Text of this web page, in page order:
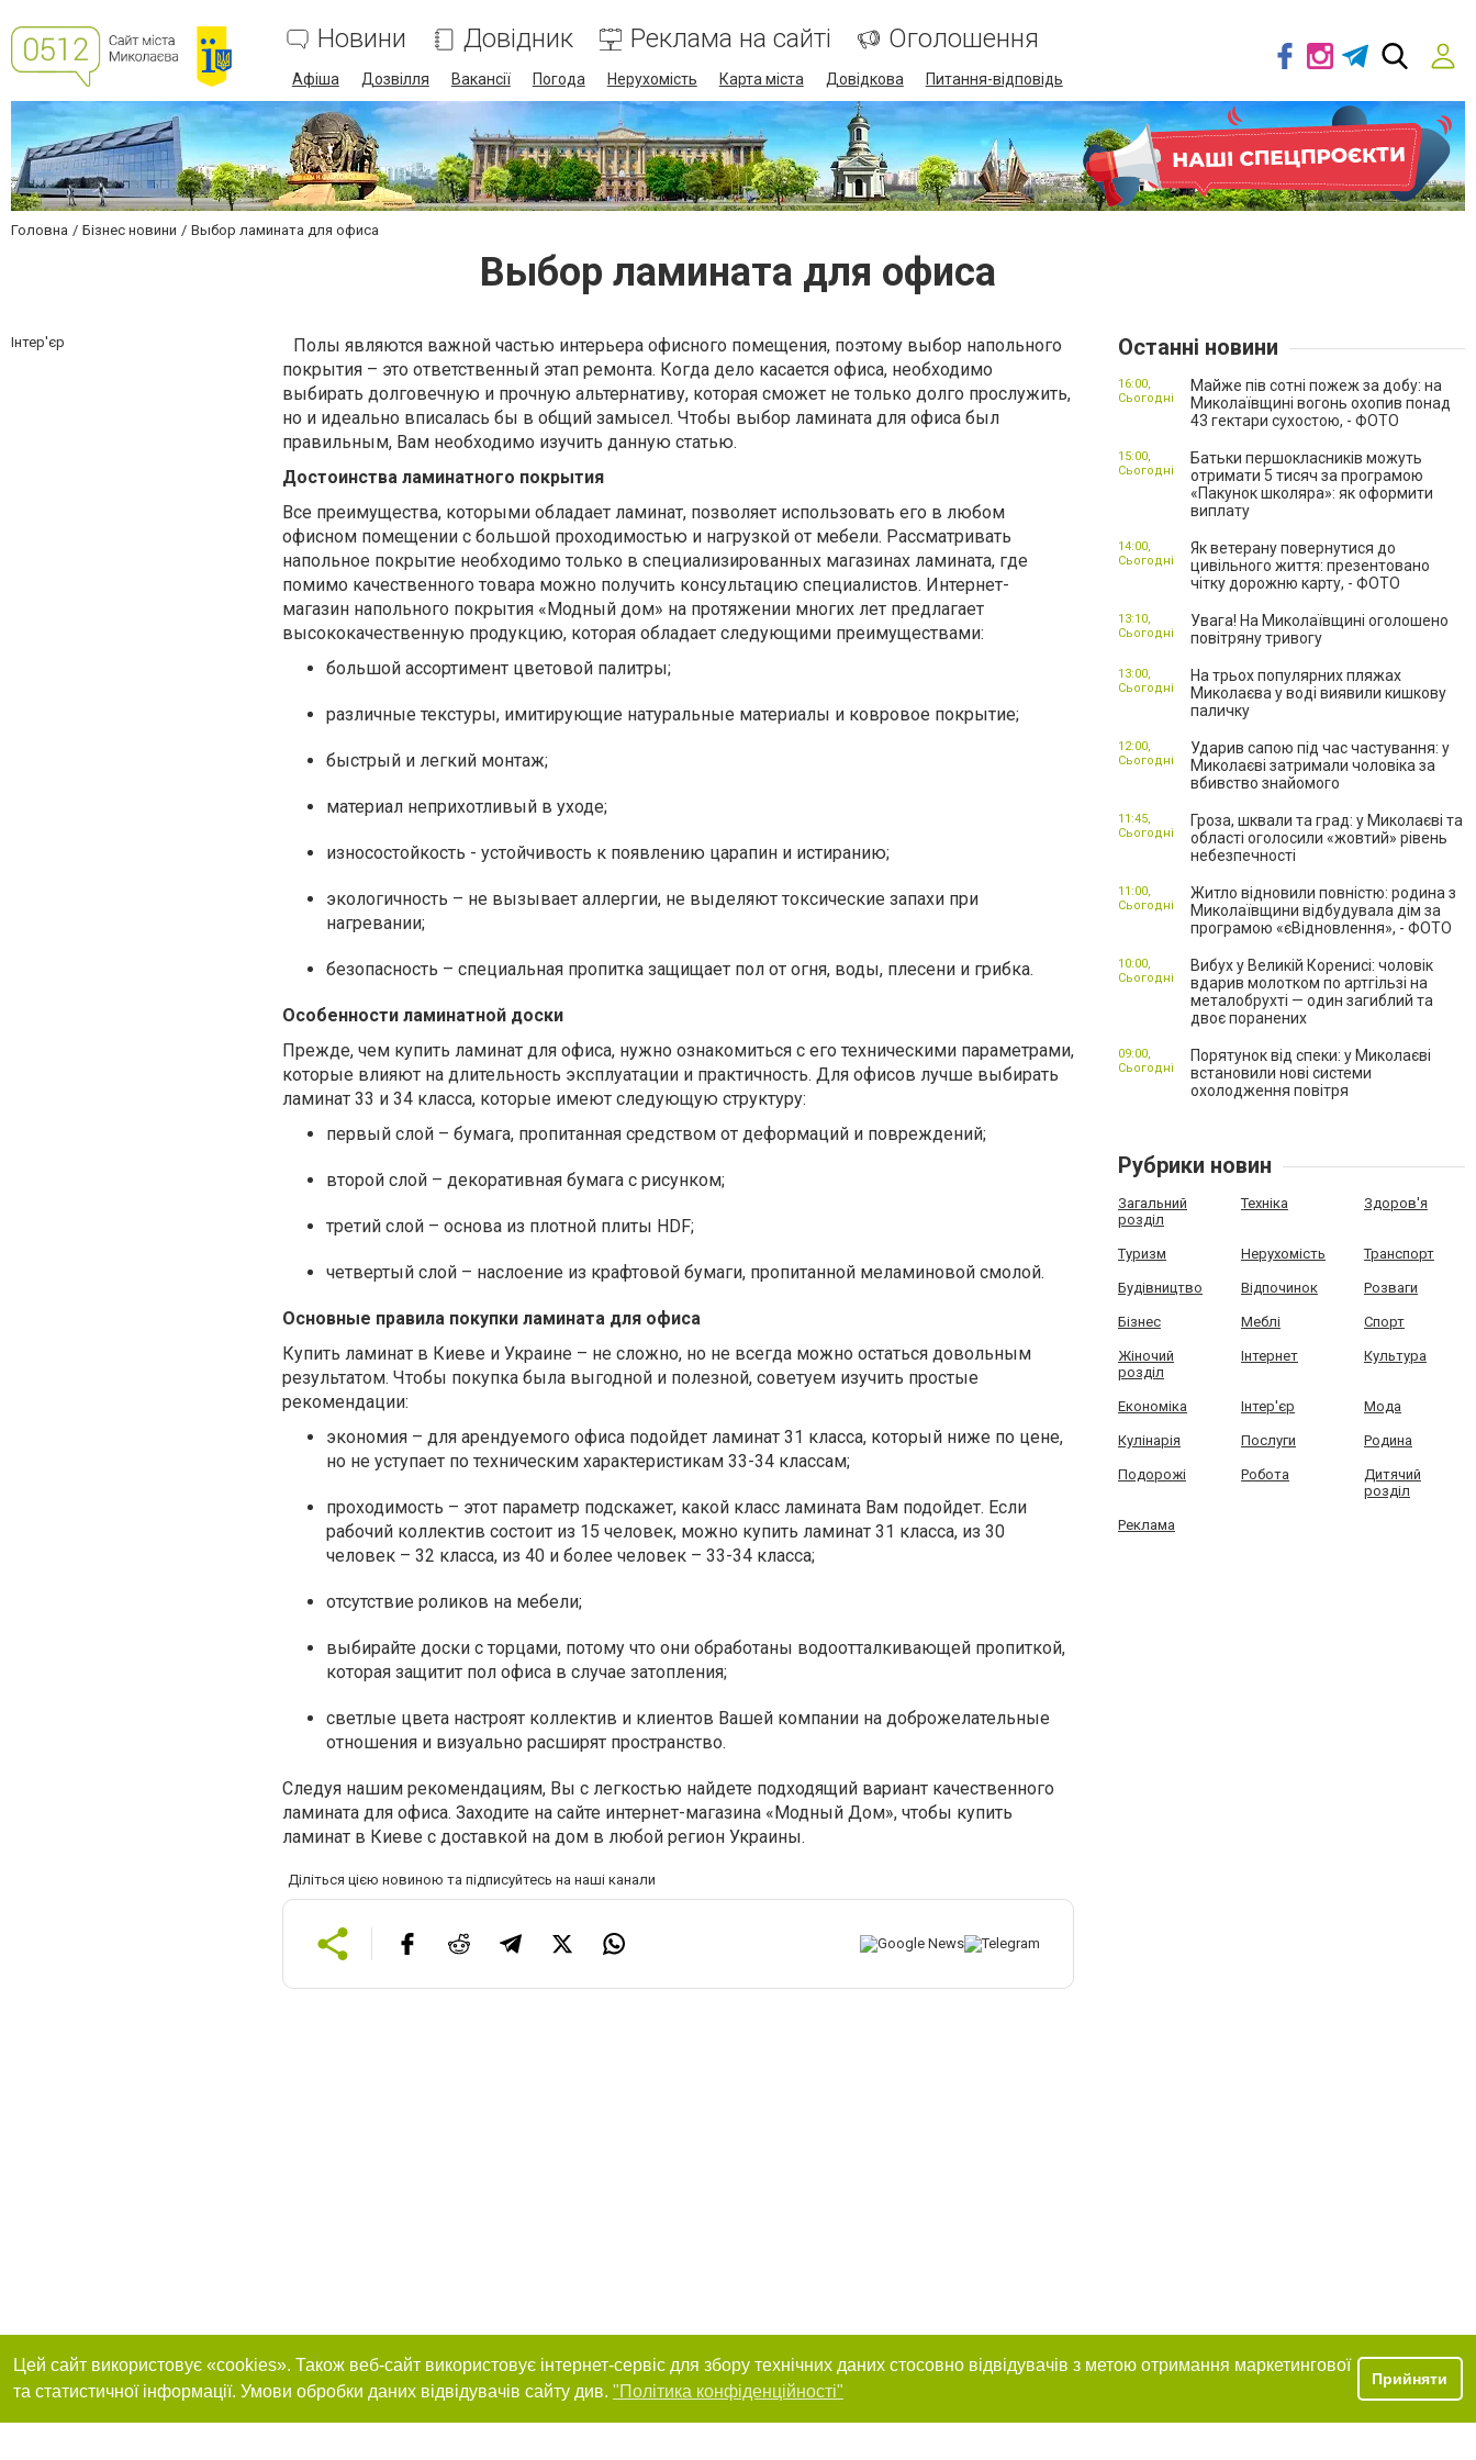
Новини Довідник Реклама на сайті Оголошення
Афіша Дозвілля Вакансії Погода Нерухомість Карта міста Довідкова Питання-відповідь
Головна Бізнес новини Выбор ламината для офиса
Выбор ламината для офиса
Інтер'єр
Полы являются важной частью интерьера офисного помещения, поэтому выбор напольного
покрытия – это ответственный этап ремонта. Когда дело касается офиса, необходимо
выбирать долговечную и прочную альтернативу, которая сможет не только долго прослужить,
но и идеально вписалась бы в общий замысел. Чтобы выбор ламината для офиса был
правильным, Вам необходимо изучить данную статью.
Достоинства ламинатного покрытия
Все преимущества, которыми обладает ламинат, позволяет использовать его в любом
офисном помещении с большой проходимостью и нагрузкой от мебели. Рассматривать
напольное покрытие необходимо только в специализированных магазинах ламината, где
помимо качественного товара можно получить консультацию специалистов. Интернет-
магазин напольного покрытия «Модный дом» на протяжении многих лет предлагает
высококачественную продукцию, которая обладает следующими преимуществами:
большой ассортимент цветовой палитры;
различные текстуры, имитирующие натуральные материалы и ковровое покрытие;
быстрый и легкий монтаж;
материал неприхотливый в уходе;
износостойкость - устойчивость к появлению царапин и истиранию;
экологичность – не вызывает аллергии, не выделяют токсические запахи при
нагревании;
безопасность – специальная пропитка защищает пол от огня, воды, плесени и грибка.
Особенности ламинатной доски
Прежде, чем купить ламинат для офиса, нужно ознакомиться с его техническими параметрами,
которые влияют на длительность эксплуатации и практичность. Для офисов лучше выбирать
ламинат 33 и 34 класса, которые имеют следующую структуру:
первый слой – бумага, пропитанная средством от деформаций и повреждений;
второй слой – декоративная бумага с рисунком;
третий слой – основа из плотной плиты HDF;
четвертый слой – наслоение из крафтовой бумаги, пропитанной меламиновой смолой.
Основные правила покупки ламината для офиса
Купить ламинат в Киеве и Украине – не сложно, но не всегда можно остаться довольным
результатом. Чтобы покупка была выгодной и полезной, советуем изучить простые
рекомендации:
экономия – для арендуемого офиса подойдет ламинат 31 класса, который ниже по цене,
но не уступает по техническим характеристикам 33-34 классам;
проходимость – этот параметр подскажет, какой класс ламината Вам подойдет. Если
рабочий коллектив состоит из 15 человек, можно купить ламинат 31 класса, из 30
человек – 32 класса, из 40 и более человек – 33-34 класса;
отсутствие роликов на мебели;
выбирайте доски с торцами, потому что они обработаны водоотталкивающей пропиткой,
которая защитит пол офиса в случае затопления;
светлые цвета настроят коллектив и клиентов Вашей компании на доброжелательные
отношения и визуально расширят пространство.
Следуя нашим рекомендациям, Вы с легкостью найдете подходящий вариант качественного
ламината для офиса. Заходите на сайте интернет-магазина «Модный Дом», чтобы купить
ламинат в Киеве с доставкой на дом в любой регион Украины.
Діліться цією новиною та підписуйтесь на наші канали
Останні новини
Майже пів сотні пожеж за добу: на
Миколаївщині вогонь охопив понад
43 гектари сухостою, - ФОТО
16:00,
Сьогодні
Батьки першокласників можуть
отримати 5 тисяч за програмою
«Пакунок школяра»: як оформити
виплату
15:00,
Сьогодні
Як ветерану повернутися до
цивільного життя: презентовано
чітку дорожню карту, - ФОТО
14:00,
Сьогодні
Увага! На Миколаївщині оголошено
повітряну тривогу
13:10,
Сьогодні
На трьох популярних пляжах
Миколаєва у воді виявили кишкову
паличку
13:00,
Сьогодні
Ударив сапою під час частування: у
Миколаєві затримали чоловіка за
вбивство знайомого
12:00,
Сьогодні
Гроза, шквали та град: у Миколаєві та
області оголосили «жовтий» рівень
небезпечності
11:45,
Сьогодні
Житло відновили повністю: родина з
Миколаївщини відбудувала дім за
програмою «єВідновлення», - ФОТО
11:00,
Сьогодні
Вибух у Великій Коренисі: чоловік
вдарив молотком по артгільзі на
металобрухті — один загиблий та
двоє поранених
10:00,
Сьогодні
Порятунок від спеки: у Миколаєві
встановили нові системи
охолодження повітря
09:00,
Сьогодні
Рубрики новин
Загальний
розділ
Техніка Здоров'я
Туризм Нерухомість Транспорт
Будівництво Відпочинок Розваги
Бізнес Меблі Спорт
Жіночий
розділ
Інтернет Культура
Економіка Інтер'єр Мода
Кулінарія Послуги Родина
Подорожі Робота
Дитячий
розділ
Реклама
Цей сайт використовує «cookies». Також веб-сайт використовує інтернет-сервіс для збору технічних даних стосовно відвідувачів з метою отримання маркетингової
та статистичної інформації. Умови обробки даних відвідувачів сайту див. "Політика конфіденційності"
Прийняти